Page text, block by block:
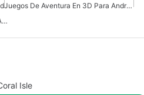
Juegos De Aventura En 3D Para Android
Juegos De Acción Y Aventura Para Android
Isle